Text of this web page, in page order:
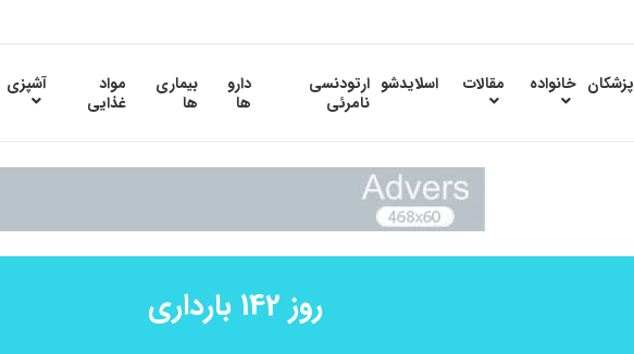
پزشکان خانواده مقالات اسلایدشو ارتودنسی
نامرئی
دارو
ها
بیماری
ها
مواد
غذایی
آشپزی
روز 142 بارداری